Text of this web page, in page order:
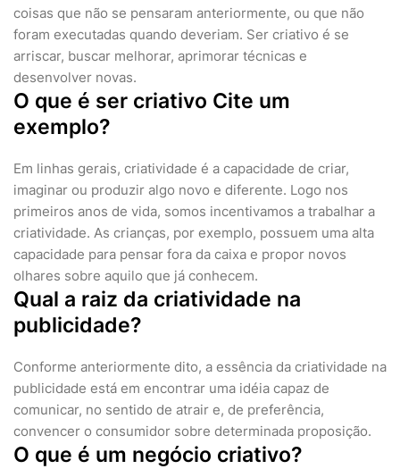
coisas que não se pensaram anteriormente, ou que não
foram executadas quando deveriam. Ser criativo é se
arriscar, buscar melhorar, aprimorar técnicas e
desenvolver novas.
O que é ser criativo Cite um
exemplo?
Em linhas gerais, criatividade é a capacidade de criar,
imaginar ou produzir algo novo e diferente. Logo nos
primeiros anos de vida, somos incentivamos a trabalhar a
criatividade. As crianças, por exemplo, possuem uma alta
capacidade para pensar fora da caixa e propor novos
olhares sobre aquilo que já conhecem.
Qual a raiz da criatividade na
publicidade?
Conforme anteriormente dito, a essência da criatividade na
publicidade está em encontrar uma idéia capaz de
comunicar, no sentido de atrair e, de preferência,
convencer o consumidor sobre determinada proposição.
O que é um negócio criativo?